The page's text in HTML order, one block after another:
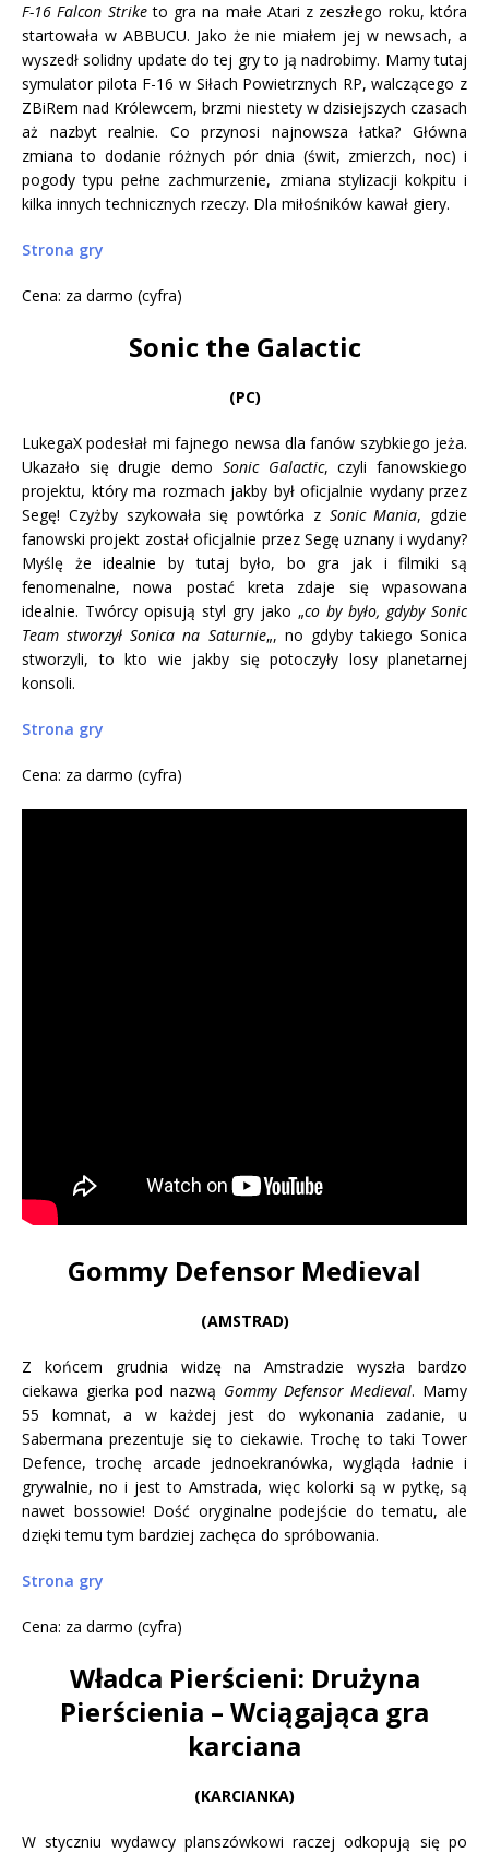
F-16 Falcon Striketo gra na małe Atari z zeszłego roku, która
startowała w ABBUCU. Jako że nie miałem jej w newsach, a
wyszedł solidny update do tej gry to ją nadrobimy. Mamy tutaj
symulator pilota F-16 w Siłach Powietrznych RP, walczącego z
ZBiRem nad Królewcem, brzmi niestety w dzisiejszych czasach
aż nazbyt realnie. Co przynosi najnowsza łatka? Główna
zmiana to dodanie różnych pór dnia (świt, zmierzch, noc) i
pogody typu pełne zachmurzenie, zmiana stylizacji kokpitu i
kilka innych technicznych rzeczy. Dla miłośników kawał giery.
Strona gry
Cena: za darmo (cyfra)
Sonic the Galactic
(PC)
LukegaX podesłał mi fajnego newsa dla fanów szybkiego jeża.
Ukazało się drugie demo Sonic Galactic, czyli fanowskiego
projektu, który ma rozmach jakby był oficjalnie wydany przez
Segę! Czyżby szykowała się powtórka zSonic Mania, gdzie
fanowski projekt został oficjalnie przez Segę uznany i wydany?
Myślę że idealnie by tutaj było, bo gra jak i filmiki są
fenomenalne, nowa postać kreta zdaje się wpasowana
idealnie. Twórcy opisują styl gry jako „co by było, gdyby Sonic
Team stworzył Sonica na Saturnie„, no gdyby takiego Sonica
stworzyli, to kto wie jakby się potoczyły losy planetarnej
konsoli.
Strona gry
Cena: za darmo (cyfra)
Gommy Defensor Medieval
(AMSTRAD)
Z końcem grudnia widzę na Amstradzie wyszła bardzo
ciekawa gierka pod nazwą Gommy Defensor Medieval. Mamy
55 komnat, a w każdej jest do wykonania zadanie, u
Sabermana prezentuje się to ciekawie. Trochę to taki Tower
Defence, trochę arcade jednoekranówka, wygląda ładnie i
grywalnie, no i jest to Amstrada, więc kolorki są w pytkę, są
nawet bossowie! Dość oryginalne podejście do tematu, ale
dzięki temu tym bardziej zachęca do spróbowania.
Strona gry
Cena: za darmo (cyfra)
Władca Pierścieni: Drużyna
Pierścienia – Wciągająca gra
karciana
(KARCIANKA)
W styczniu wydawcy planszówkowi raczej odkopują się po